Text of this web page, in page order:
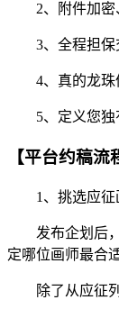
2、附件加密、
3、全程担保交
4、真的龙珠体
5、定义您独有
【平台约稿流
1、挑选应征
发布企划后，
定哪位画师最合适
除了从应征列